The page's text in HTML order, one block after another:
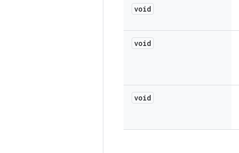
void
void
void